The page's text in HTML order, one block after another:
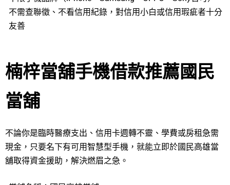
不需查聯徵、不看信用紀錄，對信用小白或信用瑕疵者十分
友善
楠梓當舖手機借款推薦國民
當舖
不論你是臨時醫療支出、信用卡週轉不靈、學費或房租急需
現金，只要名下有可用智慧型手機，就能立即於國民高雄當
舖取得資金援助，解決燃眉之急。